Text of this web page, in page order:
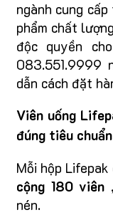
ngành cung
phẩm chất
độc quyền
083.551.9999
dẫn cách đặt
Viên uống
đúng tiêu chuẩn
Mỗi hộp
cộng 180 viên
nén.